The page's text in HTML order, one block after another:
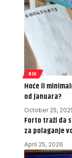
BIH
Hoće li
od januara?
October 25,
Forto traži da
za polaganje
April 25, 2026